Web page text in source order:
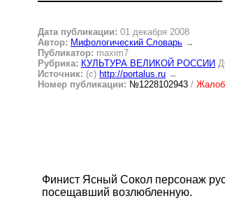
Дата публикации: 01 декабря 2008
Автор: Мифологический Словарь →
Публикатор: maxim7
Рубрика: КУЛЬТУРА ВЕЛИКОЙ РОССИИ
Источник: (c) http://portalus.ru →
Номер публикации: №1228102943 /
Финист Ясный Сокол персонаж
посещавший возлюбленную.